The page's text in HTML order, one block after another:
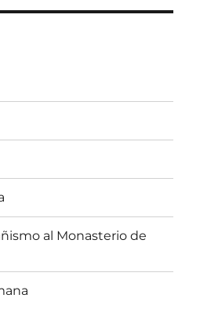
al Monasterio de